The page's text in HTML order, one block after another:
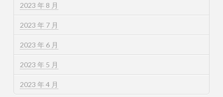
2023 年 8 月
2023 年 7 月
2023 年 6 月
2023 年 5 月
2023 年 4 月